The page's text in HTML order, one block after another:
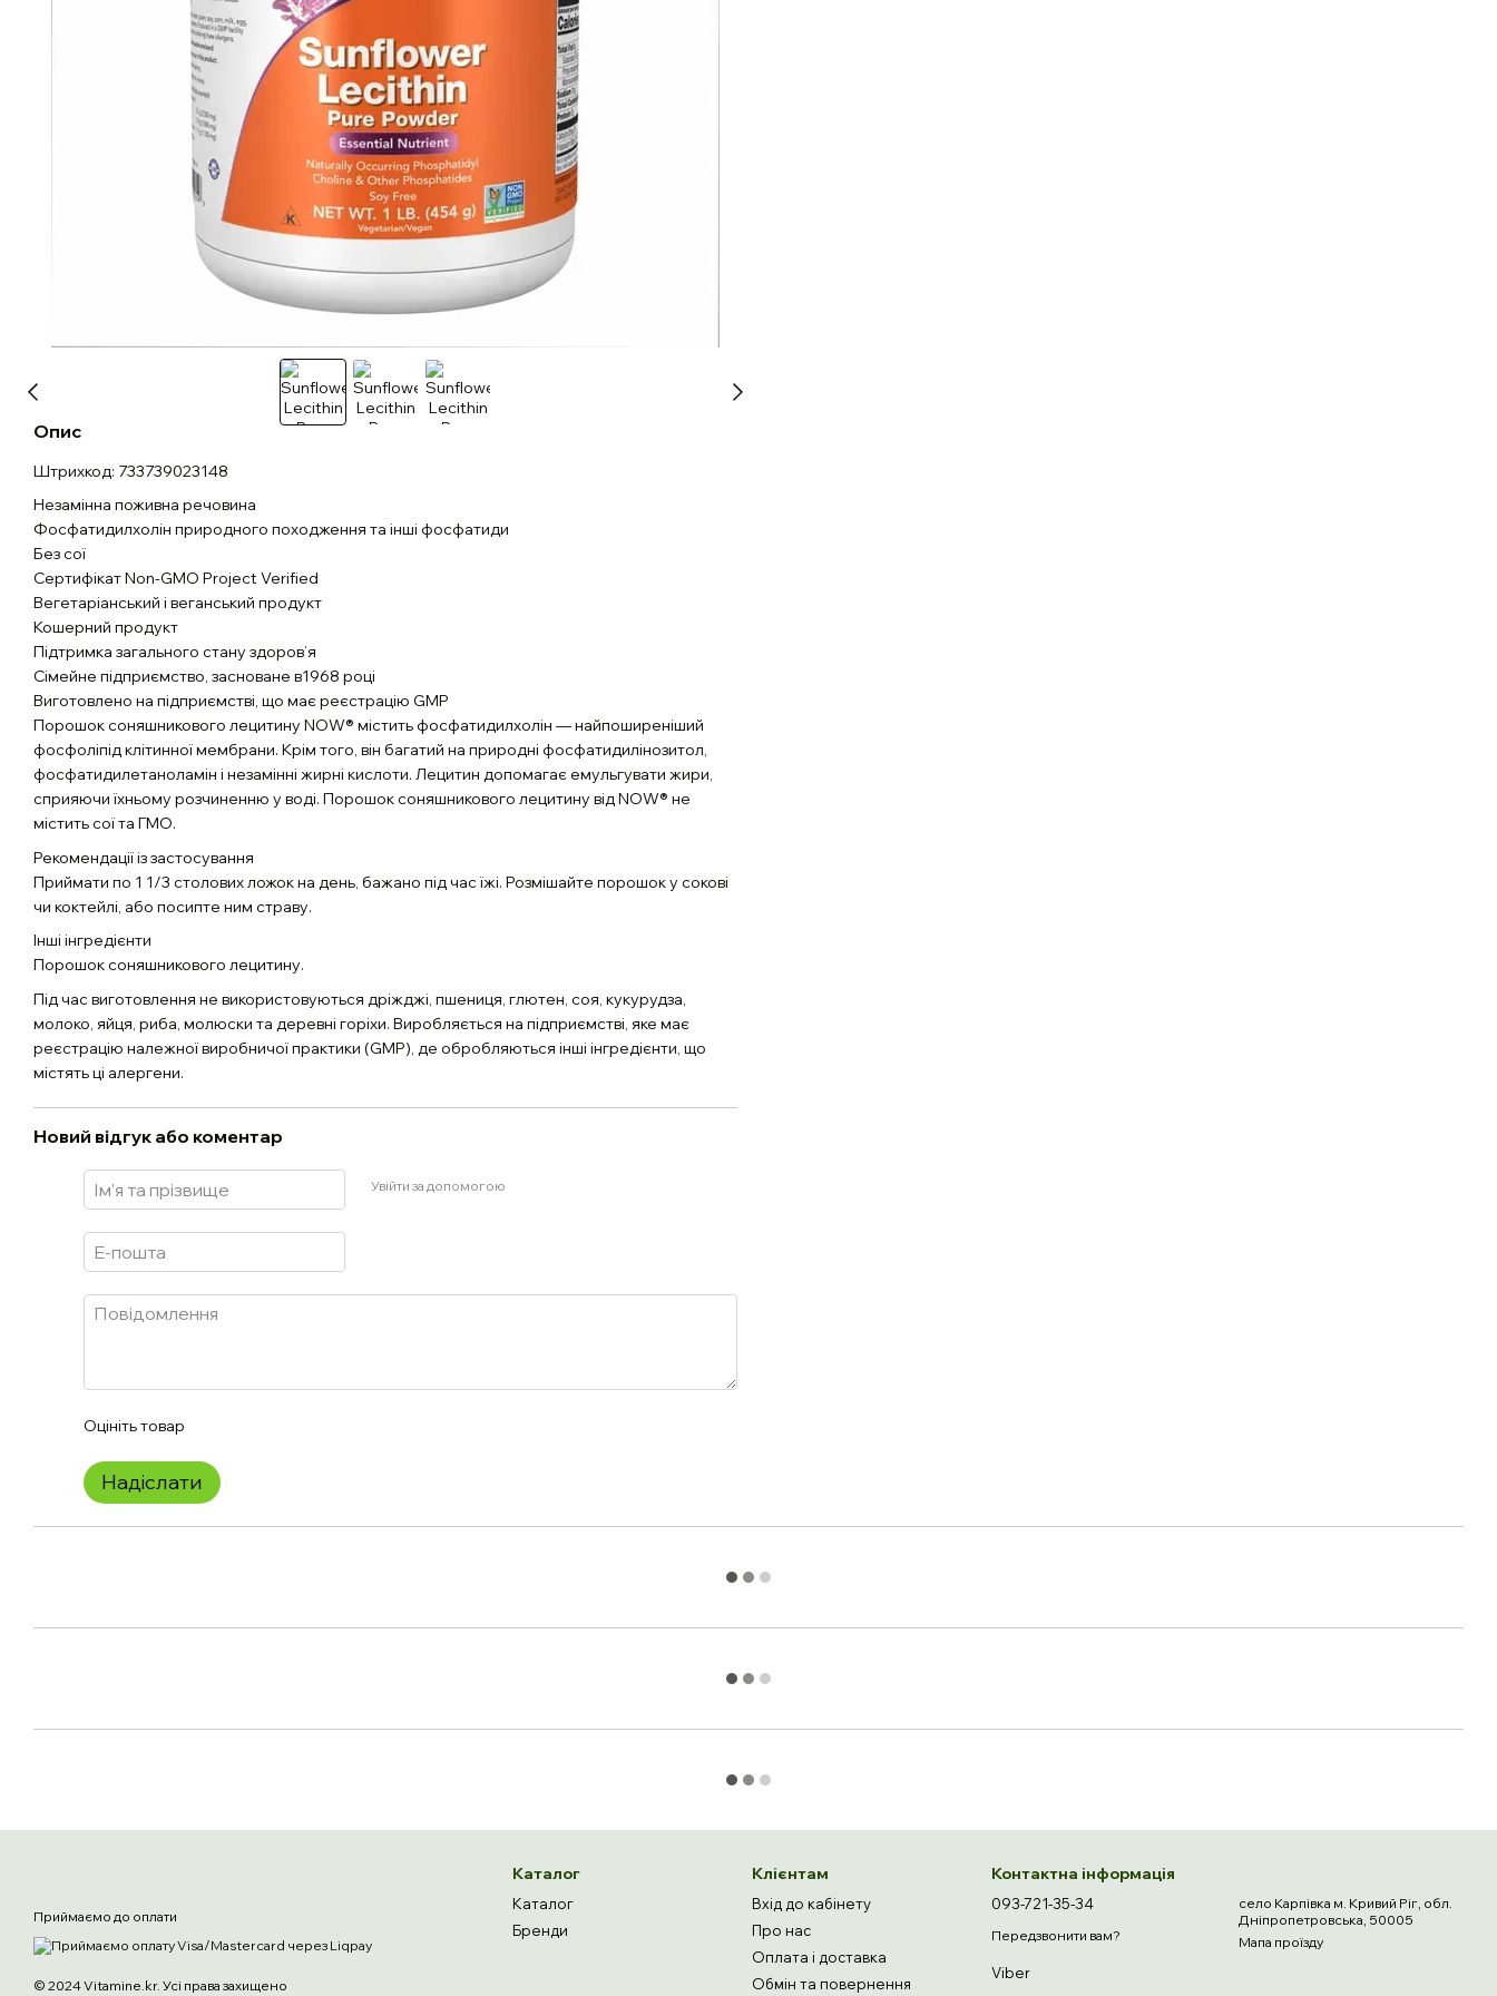
Опис
Штрихкод: 733739023148
Незамінна поживна речовина
Фосфатидилхолін природного походження та інші фосфатиди
Без сої
Сертифікат Non-GMO Project Verified
Вегетаріанський і веганський продукт
Кошерний продукт
Підтримка загального стану здоров’я
Сімейне підприємство, засноване в1968 році
Виготовлено на підприємстві, що має реєстрацію GMP
Порошок соняшникового лецитину NOW® містить фосфатидилхолін — найпоширеніший
фосфоліпід клітинної мембрани. Крім того, він багатий на природні фосфатидилінозитол,
фосфатидилетаноламін і незамінні жирні кислоти. Лецитин допомагає емульгувати жири,
сприяючи їхньому розчиненню у воді. Порошок соняшникового лецитину від NOW® не
містить сої та ГМО.
Рекомендації із застосування
Приймати по 1 1/3 столових ложок на день, бажано під час їжі. Розмішайте порошок у сокові
чи коктейлі, або посипте ним страву.
Інші інгредієнти
Порошок соняшникового лецитину.
Під час виготовлення не використовуються дріжджі, пшениця, глютен, соя, кукурудза,
молоко, яйця, риба, молюски та деревні горіхи. Виробляється на підприємстві, яке має
реєстрацію належної виробничої практики (GMP), де обробляються інші інгредієнти, що
містять ці алергени.
Новий відгук або коментар
Увійти за допомогою
Оцініть товар
Надіслати
Приймаємо до оплати
© 2024 Vitamine.kr. Усі права захищено
Каталог
Каталог
Бренди
Клієнтам
Вхід до кабінету
Про нас
Оплата і доставка
Обмін та повернення
Контактна інформація
093-721-35-34
Передзвонити вам?
Viber
село Карпівка м. Кривий Ріг, обл.
Дніпропетровська, 50005
Мапа проїзду